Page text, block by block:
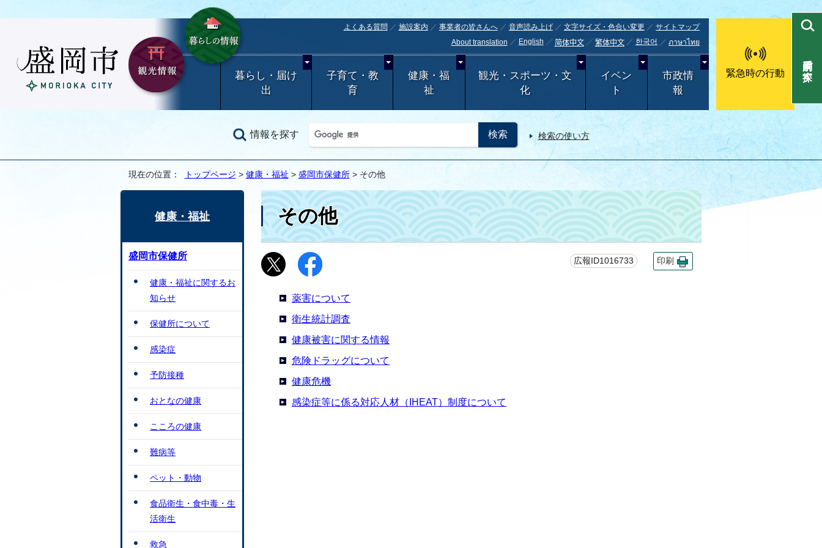
よくある質問 施設案内 事業者の皆さんへ 音声読み上げ 文字サイズ・色合い変更
サイトマップ
About translation
English 简体中文 繁体中文 한국어 ภาษาไทย
暮らし・届け
出
子育て・教
育
健康・福
祉
観光・スポーツ・文
化
イベン
ト
市政情
報
緊急時の行動
情報を探す 検索の使い方
目的別で探す
現在の位置： トップページ > 健康・福祉 > 盛岡市保健所> その他
その他
広報ID1016733 印刷
薬害について
衛生統計調査
健康被害に関する情報
危険ドラッグについて
健康危機
感染症等に係る対応人材（IHEAT）制度について
健康・福祉
盛岡市保健所
健康・福祉に関するお
知らせ
保健所について
感染症
予防接種
おとなの健康
こころの健康
難病等
ペット・動物
食品衛生・食中毒・生
活衛生
救急